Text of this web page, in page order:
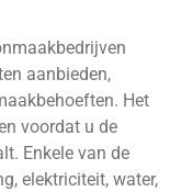
aanbieden,
Het
voordat u de
Enkele van de
elektriciteit, water,